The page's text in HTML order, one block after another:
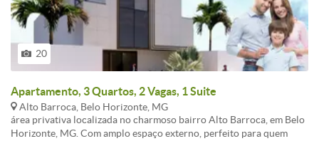
20
Apartamento, 3 Quartos, 2 Vagas, 1 Suite
Alto Barroca, Belo Horizonte, MG
área privativa localizada no charmoso bairro Alto Barroca, em Belo
Horizonte, MG. Com amplo espaço externo, perfeito para quem